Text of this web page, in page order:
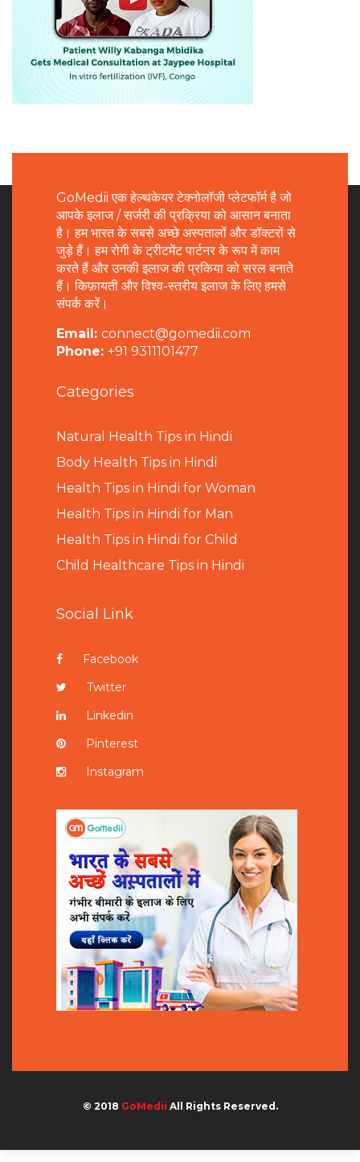
GoMedii एक हेल्थकेयर टेक्नोलॉजी प्लेटफॉर्म है जो
आपके इलाज / सर्जरी की प्रक्रिया को आसान बनाता
है। हम भारत के सबसे अच्छे अस्पतालों और डॉक्टरों से
जुड़े हैं। हम रोगी के ट्रीटमेंट पार्टनर के रूप में काम
करते हैं और उनकी इलाज की प्रकिया को सरल बनाते
हैं। किफ़ायती और विश्व-स्तरीय इलाज के लिए हमसे
संपर्क करें।
Email: connect@gomedii.com
Phone: +91 9311101477
Categories
Natural Health Tips in Hindi
Body Health Tips in Hindi
Health Tips in Hindi for Woman
Health Tips in Hindi for Man
Health Tips in Hindi for Child
Child Healthcare Tips in Hindi
Social Link
Facebook
Twitter
Linkedin
Pinterest
Instagram
© 2018 GoMedii All Rights Reserved.